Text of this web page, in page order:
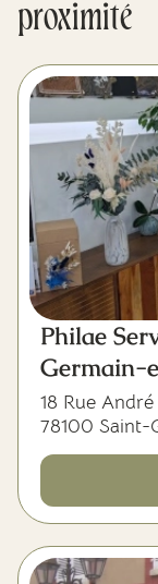
proximité
Philae
Germain-
18 Rue
78100 Saint-